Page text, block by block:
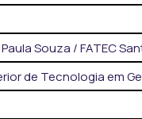
Souza / FATEC
de Tecnologia em